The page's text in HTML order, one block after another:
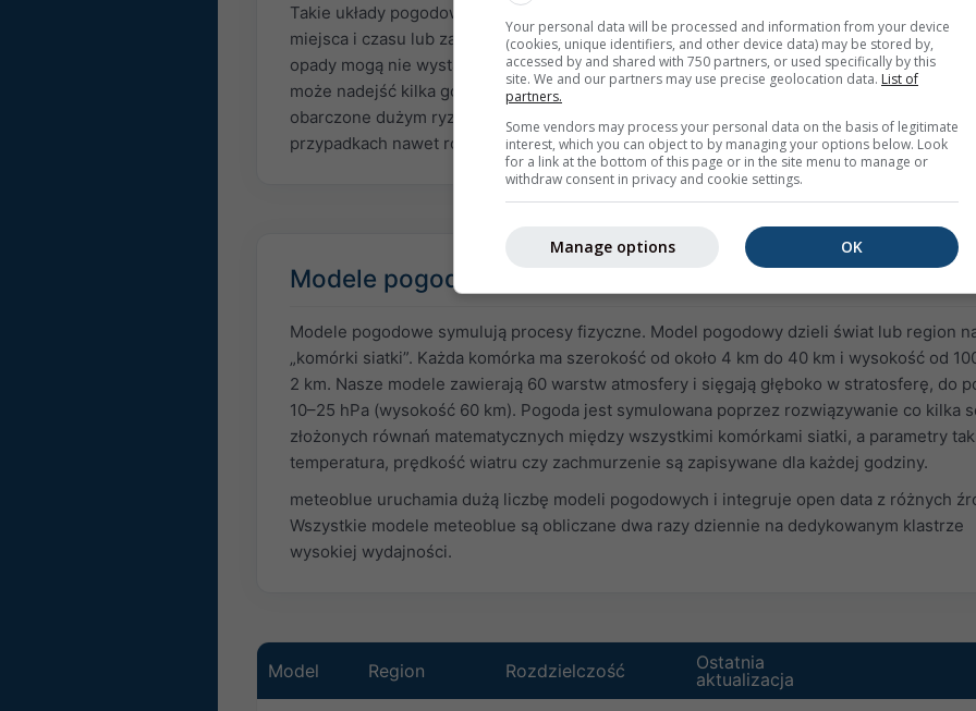
Takie układy pogodowe są bardzo trudne do prognozowania, zmieniają się w zależności
miejsca i czasu lub zależą od lokalnego ukształtowania terenu. Chociaż prognozowane
opady mogą nie wystąpić, deszcz może spaść zaledwie kilka kilometrów dalej. Front
może nadejść kilka godzin później, a burze mogą się rozwinąć lub nie. Takie warunki są
obarczone dużym ryzykiem błędu i należy podchodzić do nich ostrożnie. W niektórych
przypadkach nawet różne modele mogą nie wykryć takich sytuacji.
Modele pogodowe
Modele pogodowe symulują procesy fizyczne. Model pogodowy dzieli świat lub region na
„komórki siatki”. Każda komórka ma szerokość od około 4 km do 40 km i wysokość od
2 km. Nasze modele zawierają 60 warstw atmosfery i sięgają głęboko w stratosferę, do
10–25 hPa (wysokość 60 km). Pogoda jest symulowana poprzez rozwiązywanie co kilka
złożonych równań matematycznych między wszystkimi komórkami siatki, a parametry
temperatura, prędkość wiatru czy zachmurzenie są zapisywane dla każdej godziny.
meteoblue uruchamia dużą liczbę modeli pogodowych i integruje open data z różnych
Wszystkie modele meteoblue są obliczane dwa razy dziennie na dedykowanym klastrze
wysokiej wydajności.
Model Region Rozdzielczość
Ostatnia
aktualizacja
Your personal data will be processed and information from your device
(cookies, unique identifiers, and other device data) may be stored by,
accessed by and shared with 750 partners, or used specifically by this
site. We and our partners may use precise geolocation data. List of
partners.
Some vendors may process your personal data on the basis of legitimate
interest, which you can object to by managing your options below. Look
for a link at the bottom of this page or in the site menu to manage or
withdraw consent in privacy and cookie settings.
OK
Manage options